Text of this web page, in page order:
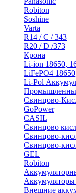
Robiton
Soshine
Varta
R14 / C / 343
R20 / D /373
Крона
Li-ion 18650,
LiFePO4
Li-Pol
Свинцово-
GoPower
CASIL
Свинцово
Cвинцово-
Cвинцово-
GEL
Robiton
Аккумуляторы
Внешние